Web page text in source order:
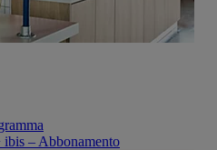
– Abbonamento